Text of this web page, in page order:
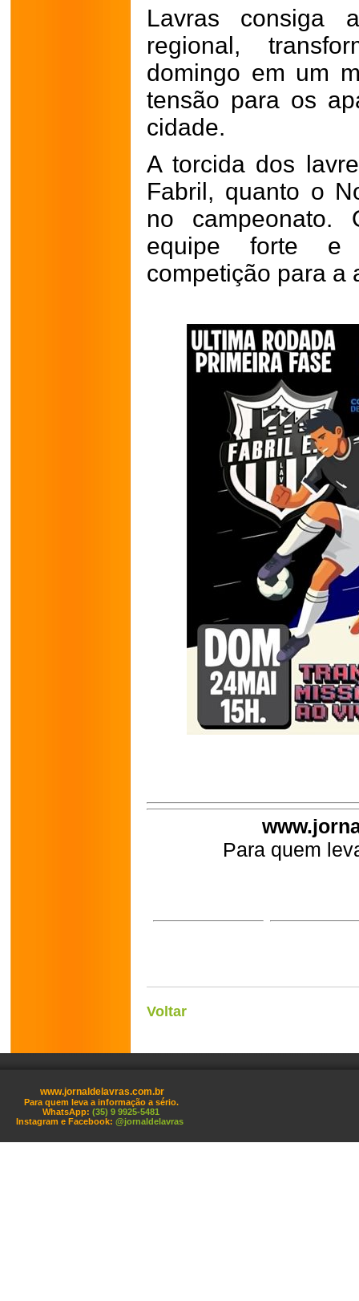
Lavras consiga
regional,
domingo em um
tensão para os
cidade.
A torcida dos
Fabril, quanto o
no
equipe forte e
competição para a
Para quem
Voltar
www.jornaldelavras.com.br
Para quem leva a informação a sério.
WhatsApp: (35) 9 9925-5481
Instagram e Facebook: @jornaldelavras